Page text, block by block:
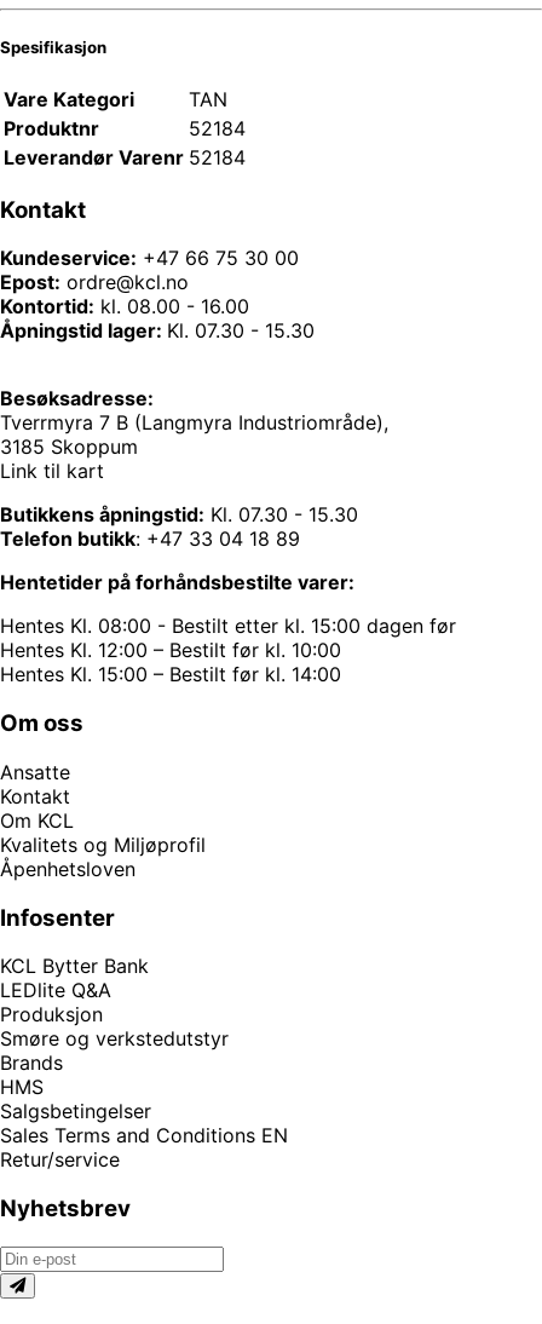
Spesifikasjon
Vare Kategori
TAN
Produktnr
52184
Leverandør Varenr 52184
Kontakt
Kundeservice: +47 66 75 30 00
Epost: ordre@kcl.no
Kontortid: kl. 08.00 - 16.00
Åpningstid lager: Kl. 07.30 - 15.30
Besøksadresse:
Tverrmyra 7 B (Langmyra Industriområde),
3185 Skoppum
Link til kart
Butikkens åpningstid: Kl. 07.30 - 15.30
Telefon butikk: +47 33 04 18 89
Hentetider på forhåndsbestilte varer:
Hentes Kl. 08:00 - Bestilt etter kl. 15:00 dagen før
Hentes Kl. 12:00 – Bestilt før kl. 10:00
Hentes Kl. 15:00 – Bestilt før kl. 14:00
Om oss
Ansatte
Kontakt
Om KCL
Kvalitets og Miljøprofil
Åpenhetsloven
Infosenter
KCL Bytter Bank
LEDlite Q&A
Produksjon
Smøre og verkstedutstyr
Brands
HMS
Salgsbetingelser
Sales Terms and Conditions EN
Retur/service
Nyhetsbrev